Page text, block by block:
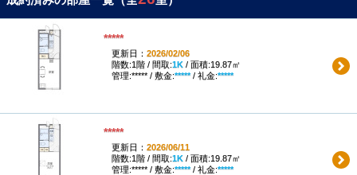
*****
更新日： 2026/02/06
階数:1階 / 間取:1K/ 面積:19.87㎡
管理:***** / 敷金:*****/ 礼金:*****
*****
更新日： 2026/06/11
階数:1階 / 間取:1K/ 面積:19.87㎡
管理:***** / 敷金:*****/ 礼金:*****